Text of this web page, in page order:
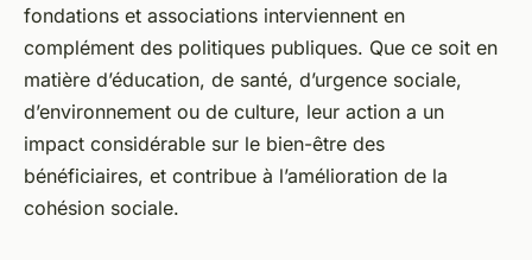
fondations et associations interviennent en
complément des politiques publiques. Que ce soit en
matière d’éducation, de santé, d’urgence sociale,
d’environnement ou de culture, leur action a un
impact considérable sur le bien-être des
bénéficiaires, et contribue à l’amélioration de la
cohésion sociale.